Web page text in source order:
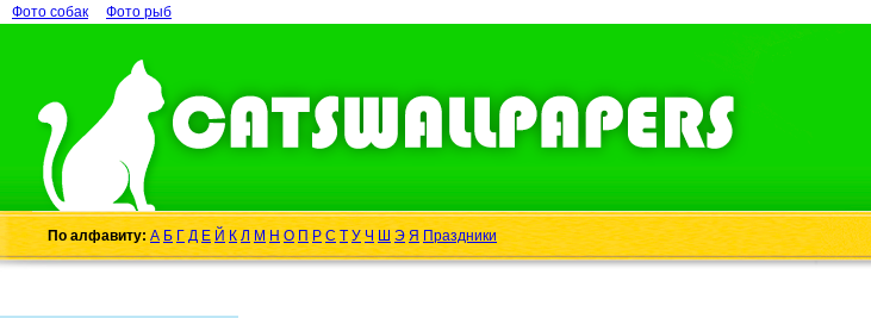
Фото собак Фото рыб
По алфавиту: А Б Г Д Е Й К Л М Н О П Р С Т У Ч Ш Э Я Праздники